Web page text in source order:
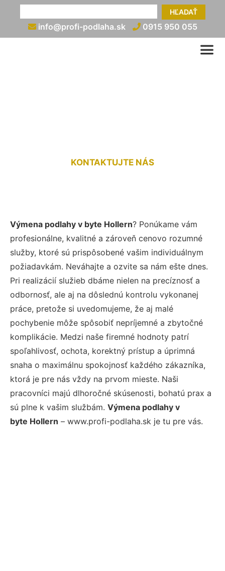
HĽADAŤ
info@profi-podlaha.sk 0915 950 055
KONTAKTUJTE NÁS
Výmena podlahy v byte Hollern? Ponúkame vám
profesionálne, kvalitné a zároveň cenovo rozumné
služby, ktoré sú prispôsobené vašim individuálnym
požiadavkám. Neváhajte a ozvite sa nám ešte dnes.
Pri realizácií služieb dbáme nielen na precíznosť a
odbornosť, ale aj na dôslednú kontrolu vykonanej
práce, pretože si uvedomujeme, že aj malé
pochybenie môže spôsobiť nepríjemné a zbytočné
komplikácie. Medzi naše firemné hodnoty patrí
spoľahlivosť, ochota, korektný prístup a úprimná
snaha o maximálnu spokojnosť každého zákazníka,
ktorá je pre nás vždy na prvom mieste. Naši
pracovníci majú dlhoročné skúsenosti, bohatú prax a
sú plne k vašim službám. Výmena podlahy v
byte Hollern – www.profi-podlaha.sk je tu pre vás.